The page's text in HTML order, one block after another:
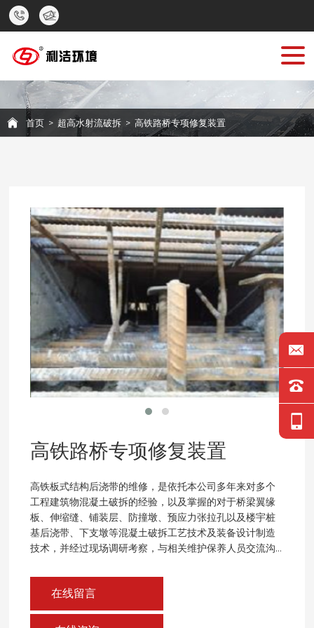
行业新闻
联系我们
首页 > 超高水射流破拆 > 高铁路桥专项修复装置
高铁路桥专项修复装置
高铁板式结构后浇带的维修，是依托本公司多年来对多个
工程建筑物混凝土破拆的经验，以及掌握的对于桥梁翼缘
板、伸缩缝、铺装层、防撞墩、预应力张拉孔以及楼宇桩
基后浇带、下支墩等混凝土破拆工艺技术及装备设计制造
技术，并经过现场调研考察，与相关维护保养人员交流沟
题。并且在此基础上专项研发的专用水力破拆设备。
在线留言